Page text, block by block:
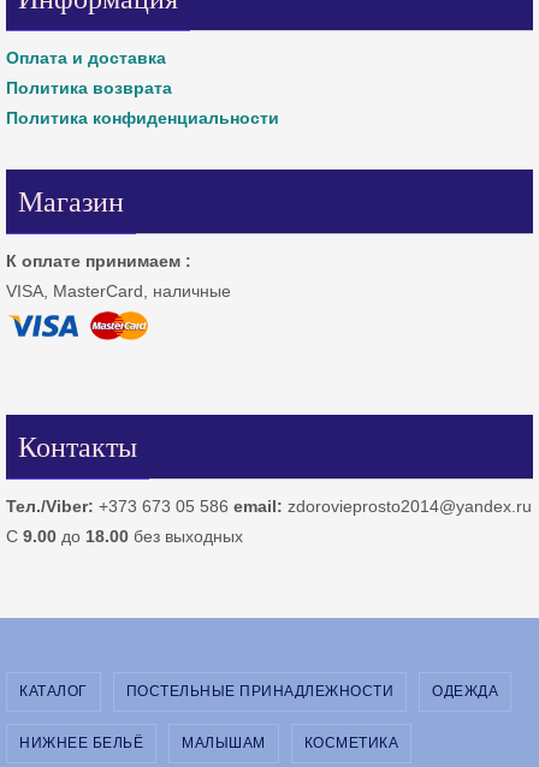
Оплата и доставка
Политика возврата
Политика конфиденциальности
Магазин
К оплате принимаем :
VISA, MasterCard, наличные
Контакты
Тел./Viber: +373 673 05 586 email: zdorovieprosto2014@yandex.ru
С 9.00 до 18.00 без выходных
КАТАЛОГ ПОСТЕЛЬНЫЕ ПРИНАДЛЕЖНОСТИ ОДЕЖДА
НИЖНЕЕ БЕЛЬЁ МАЛЫШАМ КОСМЕТИКА